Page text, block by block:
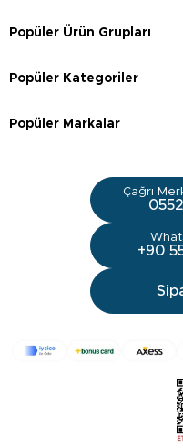
Popüler Ürün Grupları
Popüler Kategoriler
Popüler Markalar
Çağrı
+90